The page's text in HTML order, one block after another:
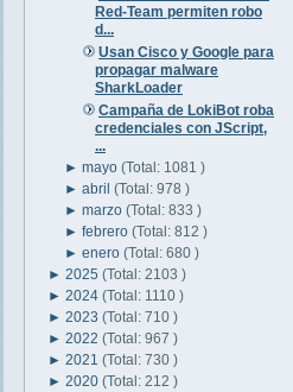
Red-Team permiten robo
d...
Usan Cisco y Google para
propagar malware
SharkLoader
Campaña de LokiBot roba
credenciales con JScript,
...
►mayo(Total: 1081 )
►abril(Total: 978 )
►marzo(Total: 833 )
►febrero(Total: 812 )
►enero(Total: 680 )
► 2025 (Total: 2103 )
► 2024 (Total: 1110 )
► 2023 (Total: 710 )
► 2022 (Total: 967 )
► 2021 (Total: 730 )
► 2020 (Total: 212 )